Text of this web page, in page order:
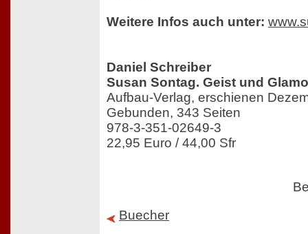
Weitere Infos auch unter:
Daniel Schreiber
Susan Sontag. Geist und
Aufbau-Verlag, erschienen
Gebunden, 343 Seiten
978-3-351-02649-3
22,95 Euro / 44,00 Sfr
Buecher